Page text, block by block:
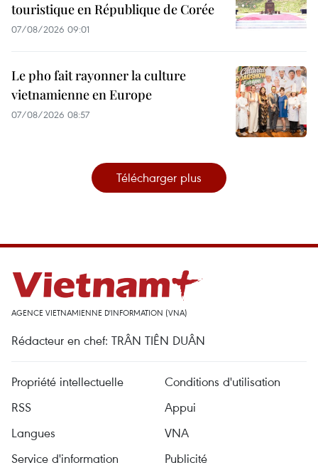
touristique en République de Corée
07/08/2026 09:01
Le pho fait rayonner la culture
vietnamienne en Europe
07/08/2026 08:57
Télécharger plus
AGENCE VIETNAMIENNE D'INFORMATION (VNA)
Rédacteur en chef: TRÂN TIÊN DUÂN
Propriété intellectuelle
Conditions d'utilisation
RSS
Appui
Langues
VNA
Service d'information
Publicité